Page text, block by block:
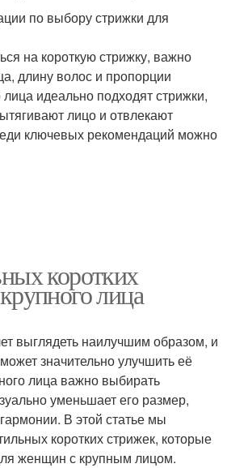
по выбору стрижки для
на короткую стрижку, важно
длину волос и пропорции
идеально подходят стрижки,
лицо и отвлекают
ключевых рекомендаций можно
коротких
лица
выглядеть наилучшим образом, и
значительно улучшить её
лица важно выбирать
уменьшает его размер,
В этой статье мы
коротких стрижек, которые
женщин с крупным лицом.